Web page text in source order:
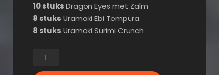
10 stuks Dragon Eyes met Zalm
8 stuks Uramaki Ebi Tempura
8 stuks Uramaki Surimi Crunch
Menu